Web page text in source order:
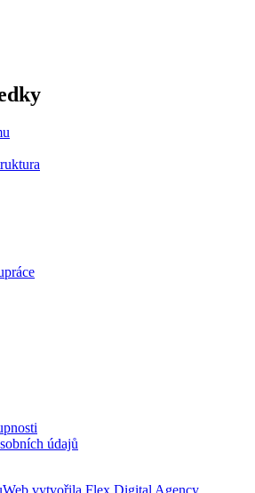
údajů
Web vytvořila Flex Digital Agency